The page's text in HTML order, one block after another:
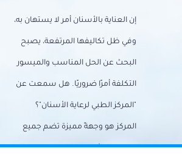
إن العناية بالأسنان أمر لا يستهان به،
وفي ظل تكاليفها المرتفعة، يصبح
البحث عن الحل المناسب والميسور
التكلفة أمرًا ضروريًا. هل سمعت عن
"المركز الطبي لرعاية الأسنان"؟
المركز هو وجهةً مميزة تضم جميع
احتياجات الأسنان تحت سقف واحد،